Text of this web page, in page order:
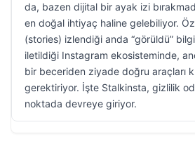
da, bazen dijital bir ayak izi
en doğal ihtiyaç haline gelebiliyor.
(stories) izlendiği anda “görüldü”
iletildiği Instagram ekosisteminde,
bir beceriden ziyade doğru araçları
gerektiriyor. İşte Stalkinsta, gizlilik
noktada devreye giriyor.